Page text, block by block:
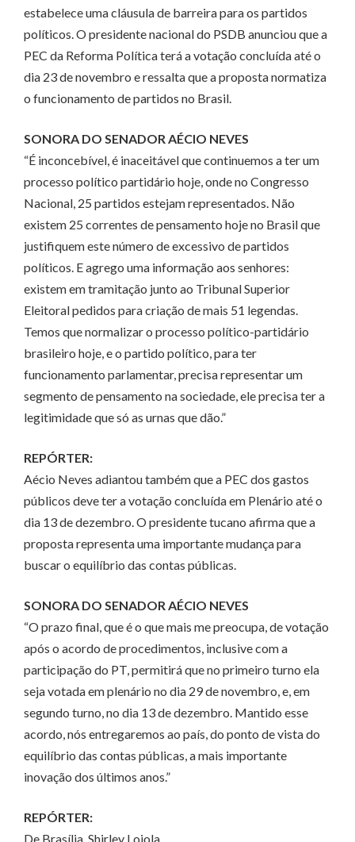
estabelece uma cláusula de barreira para os partidos
políticos. O presidente nacional do PSDB anunciou que a
PEC da Reforma Política terá a votação concluída até o
dia 23 de novembro e ressalta que a proposta normatiza
o funcionamento de partidos no Brasil.
SONORA DO SENADOR AÉCIO NEVES
“É inconcebível, é inaceitável que continuemos a ter um
processo político partidário hoje, onde no Congresso
Nacional, 25 partidos estejam representados. Não
existem 25 correntes de pensamento hoje no Brasil que
justifiquem este número de excessivo de partidos
políticos. E agrego uma informação aos senhores:
existem em tramitação junto ao Tribunal Superior
Eleitoral pedidos para criação de mais 51 legendas.
Temos que normalizar o processo político-partidário
brasileiro hoje, e o partido político, para ter
funcionamento parlamentar, precisa representar um
segmento de pensamento na sociedade, ele precisa ter a
legitimidade que só as urnas que dão.”
REPÓRTER:
Aécio Neves adiantou também que a PEC dos gastos
públicos deve ter a votação concluída em Plenário até o
dia 13 de dezembro. O presidente tucano afirma que a
proposta representa uma importante mudança para
buscar o equilíbrio das contas públicas.
SONORA DO SENADOR AÉCIO NEVES
“O prazo final, que é o que mais me preocupa, de votação
após o acordo de procedimentos, inclusive com a
participação do PT, permitirá que no primeiro turno ela
seja votada em plenário no dia 29 de novembro, e, em
segundo turno, no dia 13 de dezembro. Mantido esse
acordo, nós entregaremos ao país, do ponto de vista do
equilíbrio das contas públicas, a mais importante
inovação dos últimos anos.”
REPÓRTER:
De Brasília, Shirley Loiola